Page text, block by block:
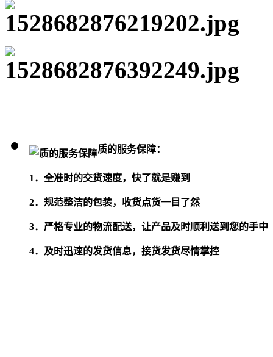
质的服务保障：
1．全准时的交货速度，快了就是赚到
2．规范整洁的包装，收货点货一目了然
3．严格专业的物流配送，让产品及时顺利送到您的手中
4．及时迅速的发货信息，接货发货尽情掌控